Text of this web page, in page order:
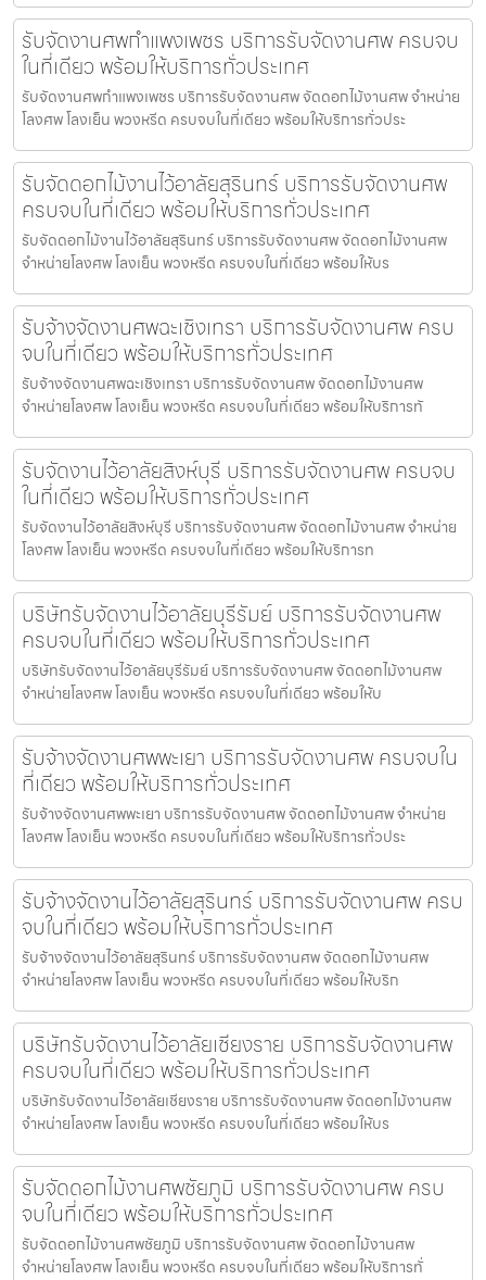
รับจัดงานศพกำแพงเพชร บริการรับจัดงานศพ ครบจบ
ในที่เดียว พร้อมให้บริการทั่วประเทศ
รับจัดงานศพกำแพงเพชร บริการรับจัดงานศพ จัดดอกไม้งานศพ จำหน่าย
โลงศพ โลงเย็น พวงหรีด ครบจบในที่เดียว พร้อมให้บริการทั่วประ
รับจัดดอกไม้งานไว้อาลัยสุรินทร์ บริการรับจัดงานศพ
ครบจบในที่เดียว พร้อมให้บริการทั่วประเทศ
รับจัดดอกไม้งานไว้อาลัยสุรินทร์ บริการรับจัดงานศพ จัดดอกไม้งานศพ
จำหน่ายโลงศพ โลงเย็น พวงหรีด ครบจบในที่เดียว พร้อมให้บร
รับจ้างจัดงานศพฉะเชิงเทรา บริการรับจัดงานศพ ครบ
จบในที่เดียว พร้อมให้บริการทั่วประเทศ
รับจ้างจัดงานศพฉะเชิงเทรา บริการรับจัดงานศพ จัดดอกไม้งานศพ
จำหน่ายโลงศพ โลงเย็น พวงหรีด ครบจบในที่เดียว พร้อมให้บริการทั
รับจัดงานไว้อาลัยสิงห์บุรี บริการรับจัดงานศพ ครบจบ
ในที่เดียว พร้อมให้บริการทั่วประเทศ
รับจัดงานไว้อาลัยสิงห์บุรี บริการรับจัดงานศพ จัดดอกไม้งานศพ จำหน่าย
โลงศพ โลงเย็น พวงหรีด ครบจบในที่เดียว พร้อมให้บริการท
บริษัทรับจัดงานไว้อาลัยบุรีรัมย์ บริการรับจัดงานศพ
ครบจบในที่เดียว พร้อมให้บริการทั่วประเทศ
บริษัทรับจัดงานไว้อาลัยบุรีรัมย์ บริการรับจัดงานศพ จัดดอกไม้งานศพ
จำหน่ายโลงศพ โลงเย็น พวงหรีด ครบจบในที่เดียว พร้อมให้บ
รับจ้างจัดงานศพพะเยา บริการรับจัดงานศพ ครบจบใน
ที่เดียว พร้อมให้บริการทั่วประเทศ
รับจ้างจัดงานศพพะเยา บริการรับจัดงานศพ จัดดอกไม้งานศพ จำหน่าย
โลงศพ โลงเย็น พวงหรีด ครบจบในที่เดียว พร้อมให้บริการทั่วประ
รับจ้างจัดงานไว้อาลัยสุรินทร์ บริการรับจัดงานศพ ครบ
จบในที่เดียว พร้อมให้บริการทั่วประเทศ
รับจ้างจัดงานไว้อาลัยสุรินทร์ บริการรับจัดงานศพ จัดดอกไม้งานศพ
จำหน่ายโลงศพ โลงเย็น พวงหรีด ครบจบในที่เดียว พร้อมให้บริก
บริษัทรับจัดงานไว้อาลัยเชียงราย บริการรับจัดงานศพ
ครบจบในที่เดียว พร้อมให้บริการทั่วประเทศ
บริษัทรับจัดงานไว้อาลัยเชียงราย บริการรับจัดงานศพ จัดดอกไม้งานศพ
จำหน่ายโลงศพ โลงเย็น พวงหรีด ครบจบในที่เดียว พร้อมให้บร
รับจัดดอกไม้งานศพชัยภูมิ บริการรับจัดงานศพ ครบ
จบในที่เดียว พร้อมให้บริการทั่วประเทศ
รับจัดดอกไม้งานศพชัยภูมิ บริการรับจัดงานศพ จัดดอกไม้งานศพ
จำหน่ายโลงศพ โลงเย็น พวงหรีด ครบจบในที่เดียว พร้อมให้บริการทั่